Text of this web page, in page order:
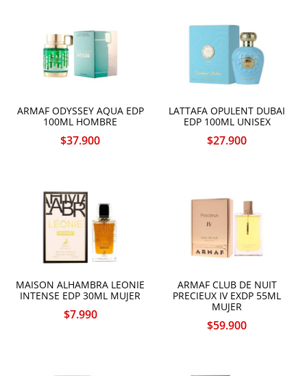
ARMAF ODYSSEY AQUA EDP
100ML HOMBRE
$37.900
LATTAFA OPULENT DUBAI
EDP 100ML UNISEX
$27.900
MAISON ALHAMBRA LEONIE
INTENSE EDP 30ML MUJER
$7.990
ARMAF CLUB DE NUIT
PRECIEUX IV EXDP 55ML
MUJER
$59.900